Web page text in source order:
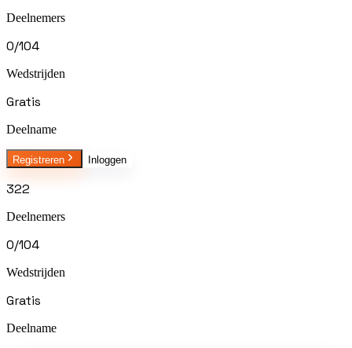
Deelnemers
0/104
Wedstrijden
Gratis
Deelname
Registreren Inloggen
322
Deelnemers
0/104
Wedstrijden
Gratis
Deelname